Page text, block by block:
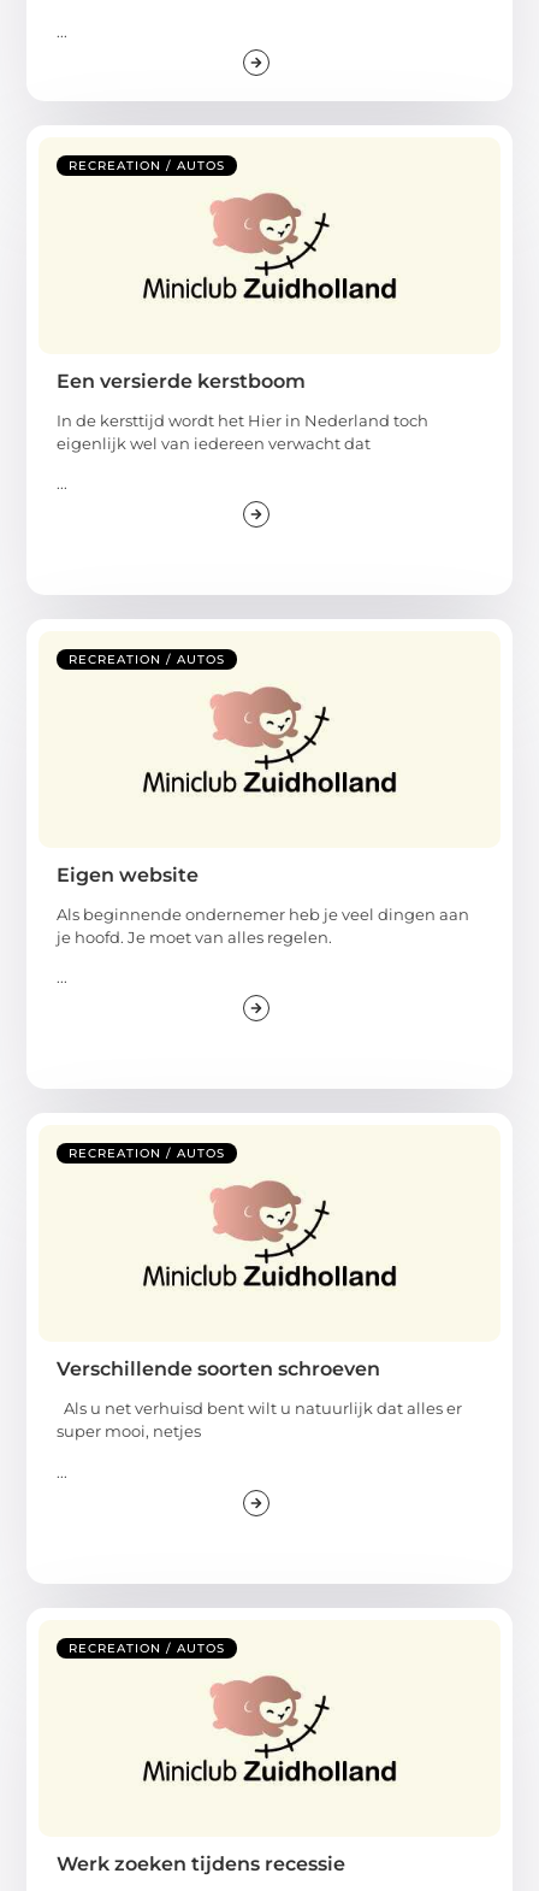
...
RECREATION / AUTOS
Een versierde kerstboom
In de kersttijd wordt het Hier in Nederland toch
eigenlijk wel van iedereen verwacht dat
...
RECREATION / AUTOS
Eigen website
Als beginnende ondernemer heb je veel dingen aan
je hoofd. Je moet van alles regelen.
...
RECREATION / AUTOS
Verschillende soorten schroeven
Als u net verhuisd bent wilt u natuurlijk dat alles er
super mooi, netjes
...
RECREATION / AUTOS
Werk zoeken tijdens recessie